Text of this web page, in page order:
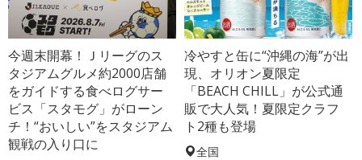
今週末開幕！Ｊリーグのス
タジアムグルメ約2000店舗
をガイドする食べログサー
ビス「スタモグ」がローン
チ！“おいしい”をスタジアム
観戦の入り口に
冷やすと缶に“沖縄の海”が出
現、オリオン夏限定
「BEACH CHILL」が公式通
販で大人気！夏限定クラフ
ト2種も登場
全国